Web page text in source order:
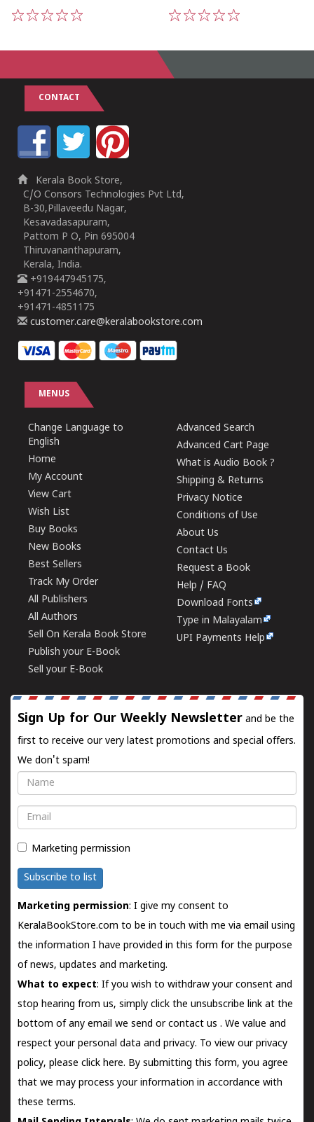
CONTACT
Kerala Book Store,
C/O Consors Technologies Pvt Ltd,
B-30,Pillaveedu Nagar,
Kesavadasapuram,
Pattom P O, Pin 695004
Thiruvananthapuram,
Kerala, India.
+919447945175,
+91471-2554670,
+91471-4851175
customer.care@keralabookstore.com
MENUS
Change Language to
English
Home
My Account
View Cart
Wish List
Buy Books
New Books
Best Sellers
Track My Order
All Publishers
All Authors
Sell On Kerala Book Store
Publish your E-Book
Sell your E-Book
Advanced Search
Advanced Cart Page
What is Audio Book ?
Shipping & Returns
Privacy Notice
Conditions of Use
About Us
Contact Us
Request a Book
Help / FAQ
Download Fonts
Type in Malayalam
UPI Payments Help
Sign Up for Our Weekly Newsletter and be the
first to receive our very latest promotions and special offers.
We don't spam!
Name
Email
Marketing permission
Subscribe to list
Marketing permission: I give my consent to
KeralaBookStore.com to be in touch with me via email using
the information I have provided in this form for the purpose
of news, updates and marketing.
What to expect: If you wish to withdraw your consent and
stop hearing from us, simply click the unsubscribe link at the
bottom of any email we send orcontact us . We value and
respect your personal data and privacy. To view our privacy
policy, please click here. By submitting this form, you agree
that we may process your information in accordance with
these terms.